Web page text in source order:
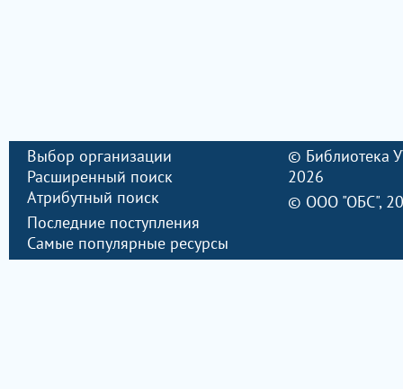
Выбор организации
Расширенный поиск
Атрибутный поиск
Последние поступления
Самые популярные ресурсы
© Библиотека
2026
© ООО "ОБС",